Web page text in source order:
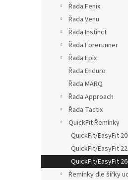
Řada Fenix
Řada Venu
Řada Instinct
Řada Forerunner
Řada Epix
Řada Enduro
Řada MARQ
Řada Approach
Řada Tactix
QuickFit Řemínky
QuickFit/EasyFit
QuickFit/EasyFit
QuickFit/EasyFit
Řemínky dle šířky